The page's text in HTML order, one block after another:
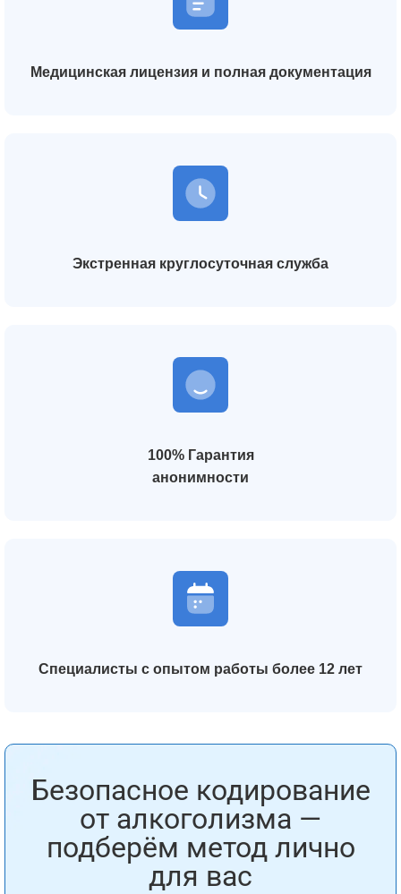
Медицинская лицензия и полная документация
Экстренная круглосуточная служба
100% Гарантия
анонимности
Специалисты с опытом работы более 12 лет
Безопасное кодирование
от алкоголизма —
подберём метод лично
для вас